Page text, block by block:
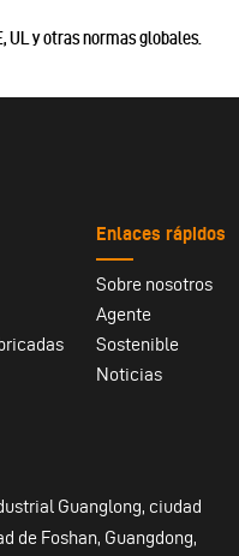
y otras normas globales.
Enlaces rápidos
Sobre nosotros
Agente
Sostenible
Noticias
Guanglong, ciudad
de Foshan, Guangdong,